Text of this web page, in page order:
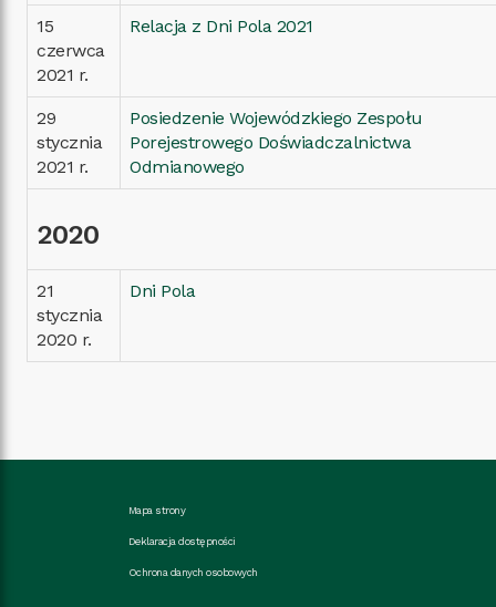
15
czerwca
2021 r.
Relacja z Dni Pola 2021
29
stycznia
2021 r.
Posiedzenie Wojewódzkiego Zespołu
Porejestrowego Doświadczalnictwa
Odmianowego
2020
21
stycznia
2020 r.
Dni Pola
Mapa strony
Deklaracja dostępności
Ochrona danych osobowych